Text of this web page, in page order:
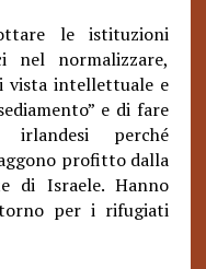
le istituzioni
nel normalizzare,
vista intellettuale e
e di fare
irlandesi perché
profitto dalla
di Israele. Hanno
per i rifugiati